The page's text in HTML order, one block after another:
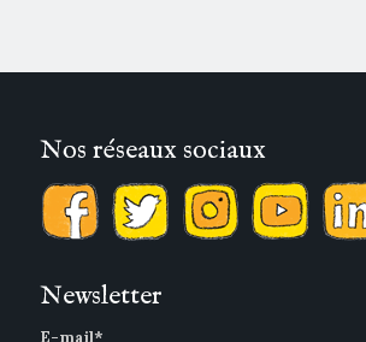
Nos réseaux sociaux
Newsletter
E-mail*